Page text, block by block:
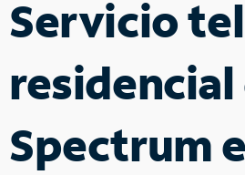
Servicio
residencial
Spectrum